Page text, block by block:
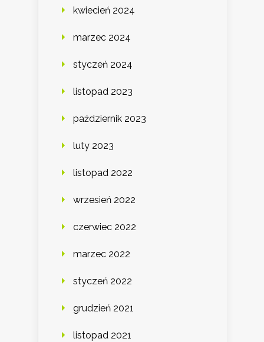
kwiecień 2024
marzec 2024
styczeń 2024
listopad 2023
październik 2023
luty 2023
listopad 2022
wrzesień 2022
czerwiec 2022
marzec 2022
styczeń 2022
grudzień 2021
listopad 2021